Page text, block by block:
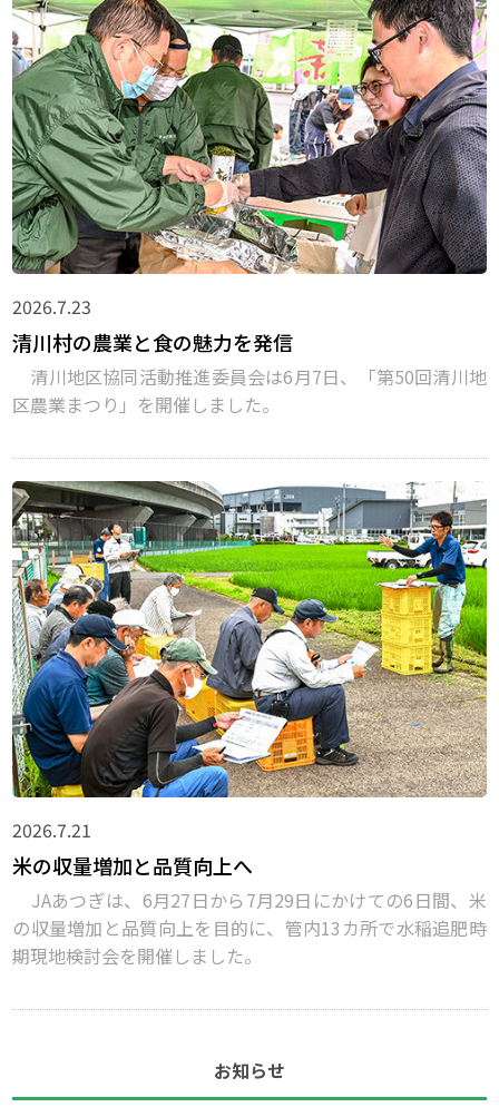
2026.7.23
清川村の農業と食の魅力を発信
清川地区協同活動推進委員会は6月7日、「第50回清川地
区農業まつり」を開催しました。
2026.7.21
米の収量増加と品質向上へ
JAあつぎは、6月27日から7月29日にかけての6日間、米
の収量増加と品質向上を目的に、管内13カ所で水稲追肥時
期現地検討会を開催しました。
お知らせ